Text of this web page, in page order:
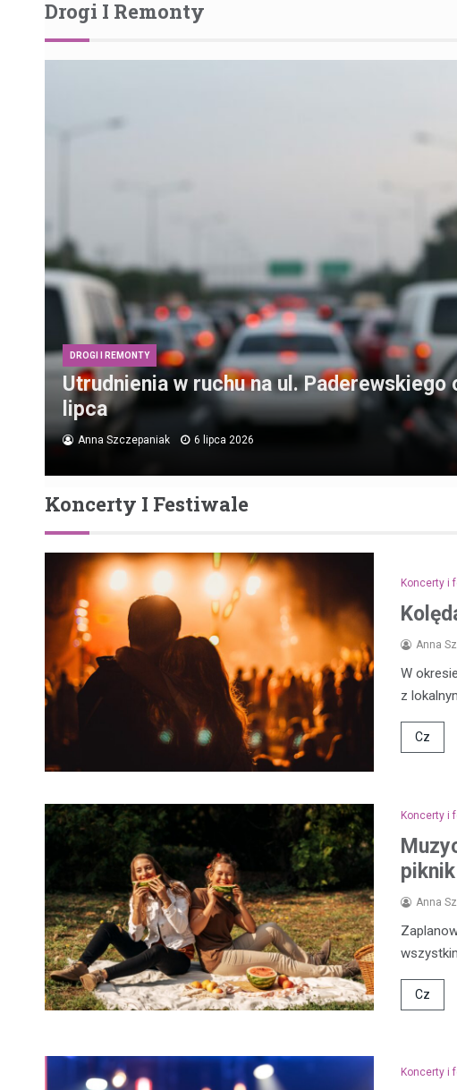
Drogi I Remonty
DROGI I REMONTY
Utrudnienia w ruchu na ul. Paderewskiego
lipca
Anna Szczepaniak 6 lipca 2026
Koncerty I Festiwale
Koncerty i
Anna
W
z
Cz
Koncerty i
Anna
Cz
Koncerty i